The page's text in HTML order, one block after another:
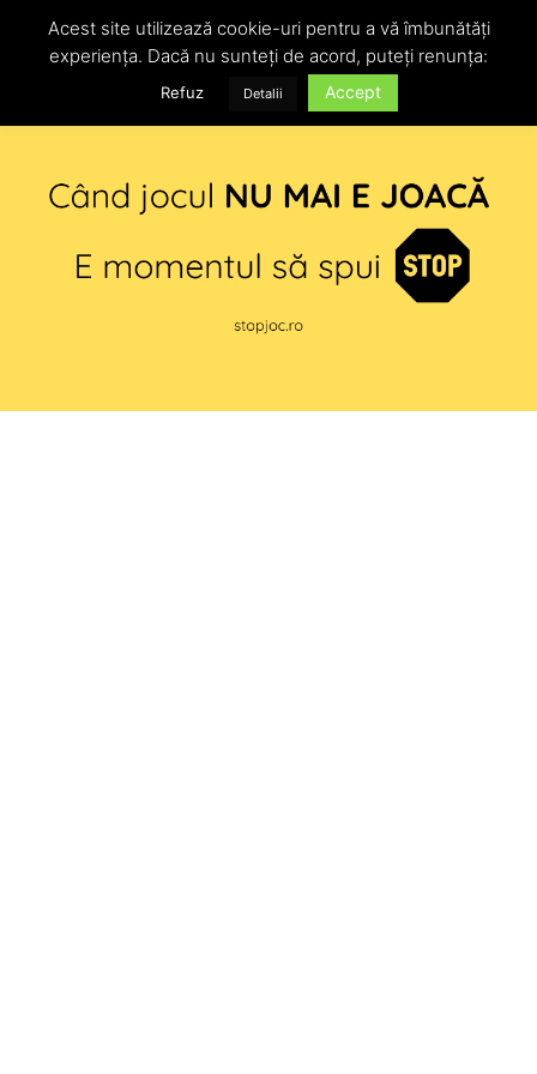
Acest site utilizează cookie-uri pentru a vă îmbunătăți
experiența. Dacă nu sunteți de acord, puteți renunța:
Refuz Detalii Accept